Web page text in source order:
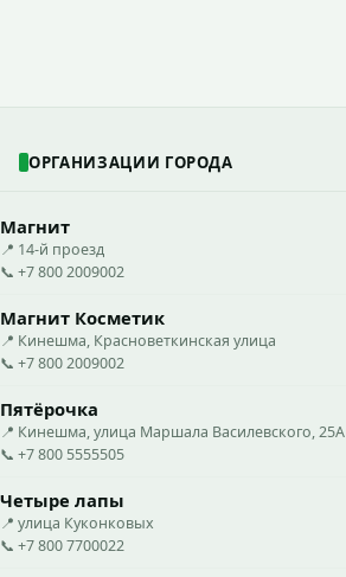
ОРГАНИЗАЦИИ ГОРОДА
Магнит
📍 14-й проезд
📞 +7 800 2009002
Магнит Косметик
📍 Кинешма, Красноветкинская улица
📞 +7 800 2009002
Пятёрочка
📍 Кинешма, улица Маршала Василевского, 25А
📞 +7 800 5555505
Четыре лапы
📍 улица Куконковых
📞 +7 800 7700022